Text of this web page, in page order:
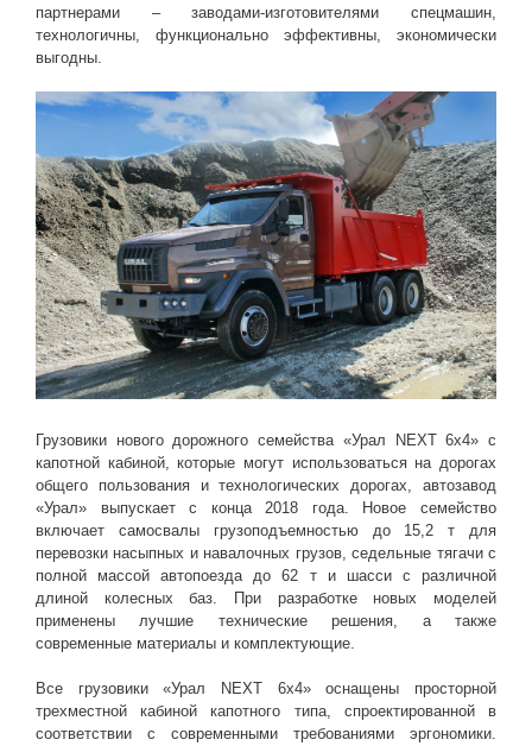
партнерами – заводами-изготовителями спецмашин,
технологичны, функционально эффективны, экономически
выгодны.
Грузовики нового дорожного семейства «Урал NEXT 6х4» с
капотной кабиной, которые могут использоваться на дорогах
общего пользования и технологических дорогах, автозавод
«Урал» выпускает с конца 2018 года. Новое семейство
включает самосвалы грузоподъемностью до 15,2 т для
перевозки насыпных и навалочных грузов, седельные тягачи с
полной массой автопоезда до 62 т и шасси с различной
длиной колесных баз. При разработке новых моделей
применены лучшие технические решения, а также
современные материалы и комплектующие.
Все грузовики «Урал NEXT 6х4» оснащены просторной
трехместной кабиной капотного типа, спроектированной в
соответствии с современными требованиями эргономики.